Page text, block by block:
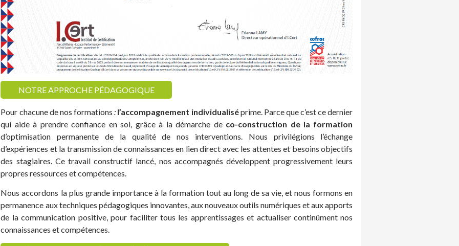
NOTRE APPROCHE PÉDAGOGIQUE
Pour chacune de nos formations: l’accompagnement individualiséprime. Parce que c’est ce dernier
qui aide à prendre confiance en soi, grâce à la démarche de co-construction de la formation
d’optimisation permanente de la qualité de nos interventions. Nous privilégions l’échange
d’expériences et la transmission de connaissances en lien direct avec les attentes et besoins objectifs
des stagiaires. Ce travail constructif lancé, nos accompagnés développent progressivement leurs
propres ressources et compétences.
Nous accordons la plus grande importance à la formation tout au long de sa vie, et nous formons en
permanence aux techniques pédagogiques innovantes, aux nouveaux outils numériques et aux apports
de la communication positive, pour faciliter tous les apprentissages et actualiser continûment nos
connaissances et compétences.